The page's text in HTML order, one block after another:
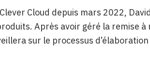
Cloud depuis mars 2022,
Après avoir géré la remise à
sur le processus